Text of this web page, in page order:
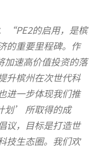
“PE2的启用，是槟
的重要里程碑。作
加速高价值投资的落
升槟州在次世代科
进一步体现我们推
划’ 所取得的成
议，目标是打造世
技生态圈。我们欢